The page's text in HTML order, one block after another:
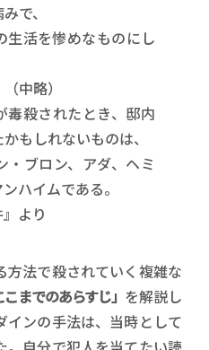
で、
活を惨めなものにし
中略）
殺されたとき、邸内
もしれないものは、
ロン、アダ、ヘミ
ハイムである。
より
方法で殺されていく複雑な
こまでのあらすじ」 を解説し
インの手法は、当時として